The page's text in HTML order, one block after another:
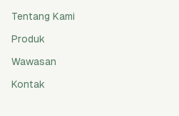
Tentang Kami
Produk
Wawasan
Kontak